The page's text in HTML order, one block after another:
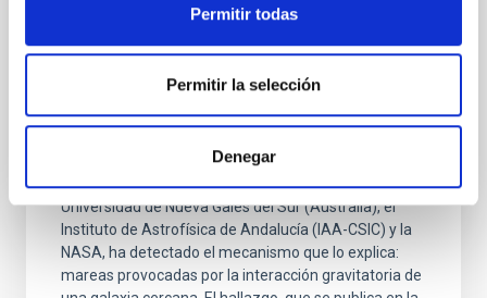
Permitir todas
Permitir la selección
Denegar
Descubierto el mecanismo que elimina la
materia oscura de las galaxias
La escasez de materia oscura en la galaxia
NGC1052-DF4 ha desconcertado durante varios años
investigadores del Instituto de Astrofísica de
Canarias (IAC), la Universidad de La Laguna (ULL), la
Universidad de Nueva Gales del Sur (Australia), el
Instituto de Astrofísica de Andalucía (IAA-CSIC) y la
NASA, ha detectado el mecanismo que lo explica:
mareas provocadas por la interacción gravitatoria de